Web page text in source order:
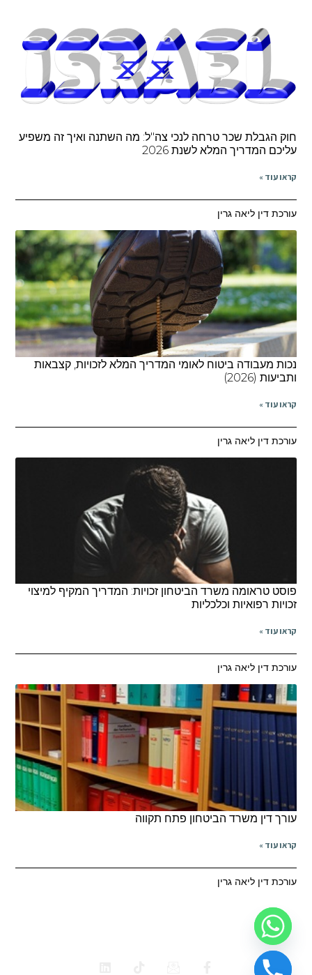
חוק הגבלת שכר טרחה לנכי צה"ל: מה השתנה ואיך זה משפיע
עליכם המדריך המלא לשנת 2026
קראו עוד »
עורכת דין ליאה גרין
נכות מעבודה ביטוח לאומי המדריך המלא לזכויות, קצבאות
ותביעות (2026)
קראו עוד »
עורכת דין ליאה גרין
פוסט טראומה משרד הביטחון זכויות: המדריך המקיף למיצוי
זכויות רפואיות וכלכליות
קראו עוד »
עורכת דין ליאה גרין
עורך דין משרד הביטחון פתח תקווה
קראו עוד »
עורכת דין ליאה גרין